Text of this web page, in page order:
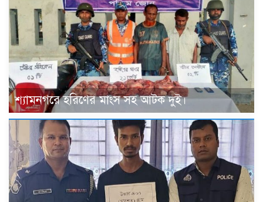
শ্যামনগরে হরিণের মাংস সহ আটক দুই।